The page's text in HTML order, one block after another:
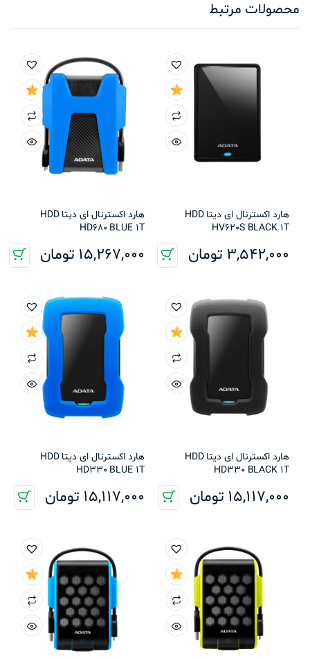
محصولات مرتبط
هارد اکسترنال ای دیتا HDD
HV620S BLACK 1T
3,542,000 تومان
هارد اکسترنال ای دیتا HDD
HD680 BLUE 1T
15,267,000 تومان
هارد اکسترنال ای دیتا HDD
HD330 BLACK 1T
15,117,000 تومان
هارد اکسترنال ای دیتا HDD
HD330 BLUE 1T
15,117,000 تومان